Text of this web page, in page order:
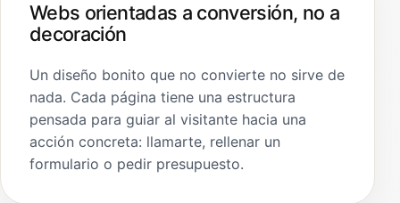
Webs orientadas a conversión, no a
decoración
Un diseño bonito que no convierte no sirve de
nada. Cada página tiene una estructura
pensada para guiar al visitante hacia una
acción concreta: llamarte, rellenar un
formulario o pedir presupuesto.